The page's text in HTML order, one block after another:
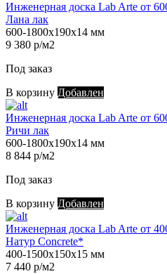
Инженерная доска Lab Arte от
Лана лак
600-1800х190х14 мм
9 380 р/м2
Под заказ
В корзину Добавлен
Инженерная доска Lab Arte от
Ричи лак
600-1800х190х14 мм
8 844 р/м2
Под заказ
В корзину Добавлен
Инженерная доска Lab Arte от
Натур Concrete*
400-1500х150х15 мм
7 440 р/м2